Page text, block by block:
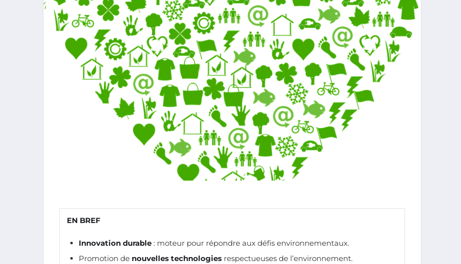
EN BREF
Innovation durable : moteur pour répondre aux défis environnementaux.
Promotion de nouvelles technologies respectueuses de l’environnement.